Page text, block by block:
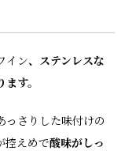
イン、 ステンレスな
す。
っさりした味付けの
控えめで酸味がしっ